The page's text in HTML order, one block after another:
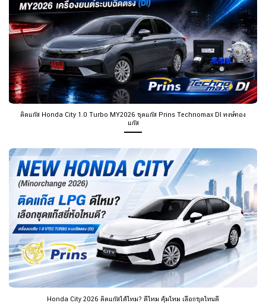
ติดแก๊ส Honda City 1.0 Turbo MY2026 ชุดแก๊ส Prins Technomax DI หงษ์ทอง
แก๊ส
Honda City 2026 ติดแก๊สได้ไหม? ดีไหม คุ้มไหม เลือกชุดไหนดี